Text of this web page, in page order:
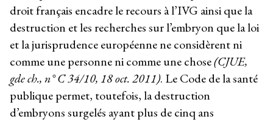
droit français encadre le recours à l’IVG ainsi que la
destruction et les recherches sur l’embryon que la loi
et la jurisprudence européenne ne considèrent ni
comme une personne ni comme une chose(CJUE,
gde ch., n° C 34/10, 18 oct. 2011). Le Code de la santé
publique permet, toutefois, la destruction
d’embryons surgelés ayant plus de cinq ans